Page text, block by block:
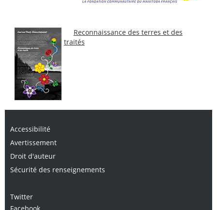
Reconnaissance des terres et des
traités
Accessibilité
Avertissement
Droit d'auteur
Sécurité des renseignements
Twitter